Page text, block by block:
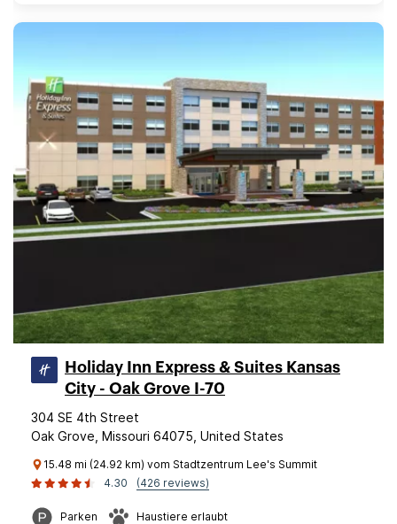
Holiday Inn Express & Suites Kansas
City - Oak Grove I-70
304 SE 4th Street
Oak Grove, Missouri 64075, United States
15.48 mi (24.92 km) vom Stadtzentrum Lee's Summit
4.30
(426 reviews)
Parken Haustiere erlaubt